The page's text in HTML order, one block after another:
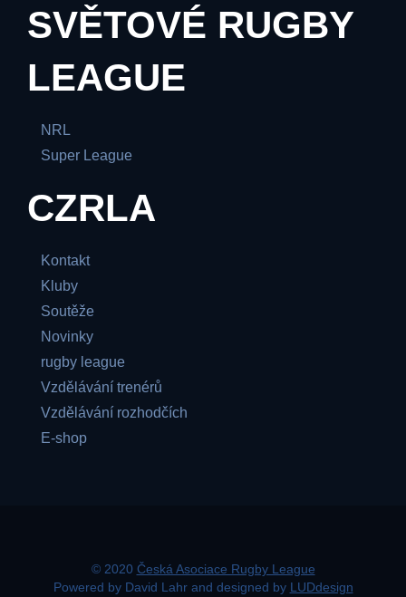
SVĚTOVÉ RUGBY
LEAGUE
NRL
Super League
CZRLA
Kontakt
Kluby
Soutěže
Novinky
rugby league
Vzdělávání trenérů
Vzdělávání rozhodčích
E-shop
© 2020 Česká Asociace Rugby League
Powered by David Lahr and designed by LUDdesign